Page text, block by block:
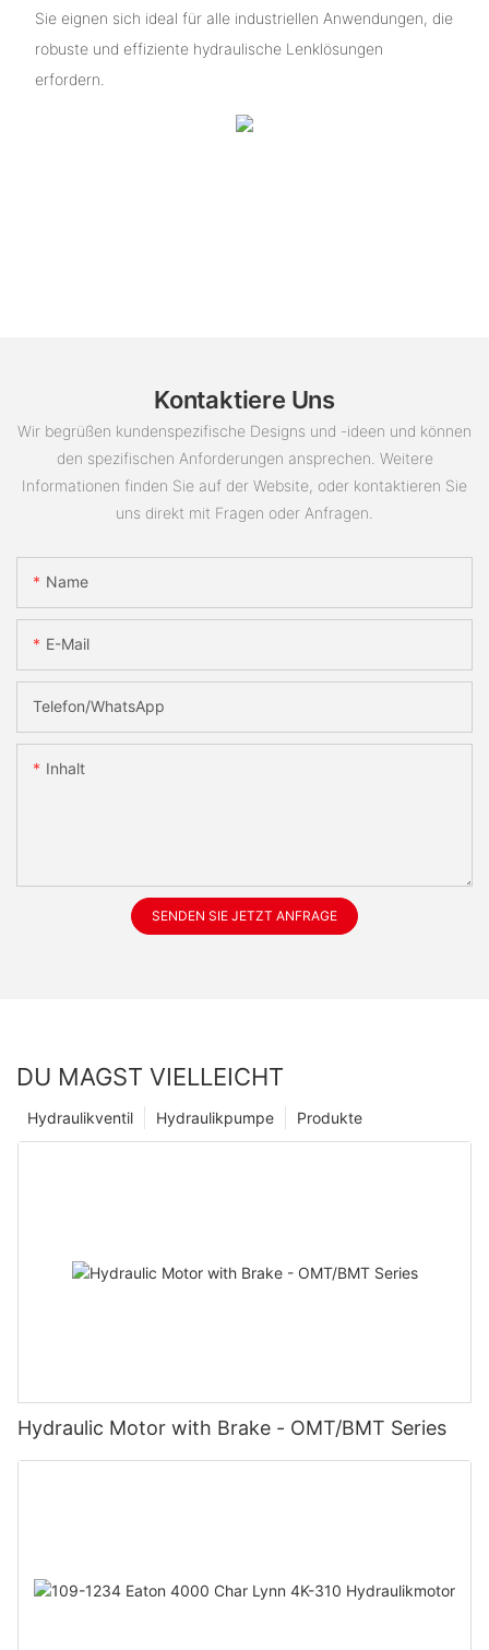
Sie eignen sich ideal für alle industriellen Anwendungen, die
robuste und effiziente hydraulische Lenklösungen
erfordern.
Kontaktiere Uns
Wir begrüßen kundenspezifische Designs und -ideen und können
den spezifischen Anforderungen ansprechen. Weitere
Informationen finden Sie auf der Website, oder kontaktieren Sie
uns direkt mit Fragen oder Anfragen.
Name
E-Mail
Telefon/WhatsApp
Inhalt
SENDEN SIE JETZT ANFRAGE
DU MAGST VIELLEICHT
Produkte
Hydraulikpumpe
Hydraulikventil
Hydraulic Motor with Brake - OMT/BMT Series